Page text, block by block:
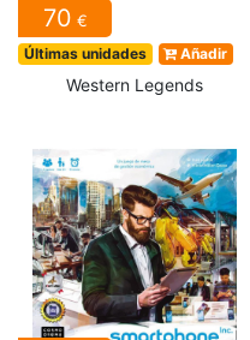
70 €
Últimas unidades Añadir
Western Legends